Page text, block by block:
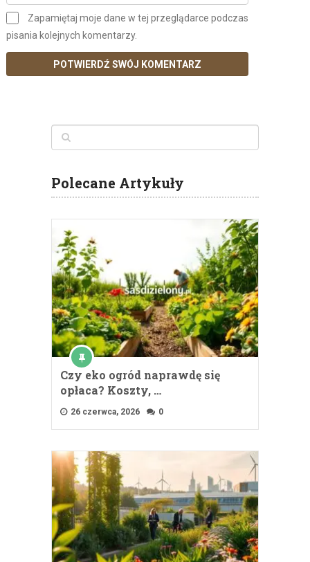
Zapamiętaj moje dane w tej przeglądarce podczas
pisania kolejnych komentarzy.
Polecane Artykuły
Czy eko ogród naprawdę się
opłaca? Koszty, …
26 czerwca, 2026 0